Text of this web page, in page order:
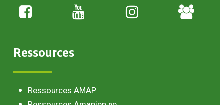
Adhésion
paysan
Ressources
Ressources AMAP